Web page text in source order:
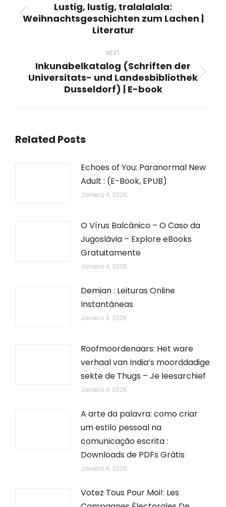
Previous
post:
Lustig, lustig, tralalalala:
Weihnachtsgeschichten zum Lachen |
Literatur
NEXT
Next
post:
Inkunabelkatalog (Schriften der
Universitats- und Landesbibliothek
Dusseldorf) | E-book
Related Posts
Echoes of You: Paranormal New
Adult : (E-Book, EPUB)
Janeiro 4, 2026
O Vírus Balcânico – O Caso da
Jugoslávia – Explore eBooks
Gratuitamente
Janeiro 4, 2026
Demian : Leituras Online
Instantâneas
Janeiro 4, 2026
Roofmoordenaars: Het ware
verhaal van India’s moorddadige
sekte de Thugs – Je leesarchief
Janeiro 4, 2026
A arte da palavra: como criar
um estilo pessoal na
comunicação escrita :
Downloads de PDFs Grátis
Janeiro 4, 2026
Votez Tous Pour Moi!: Les